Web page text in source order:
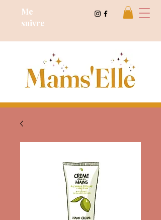
Cours de dessin
Me
suivre